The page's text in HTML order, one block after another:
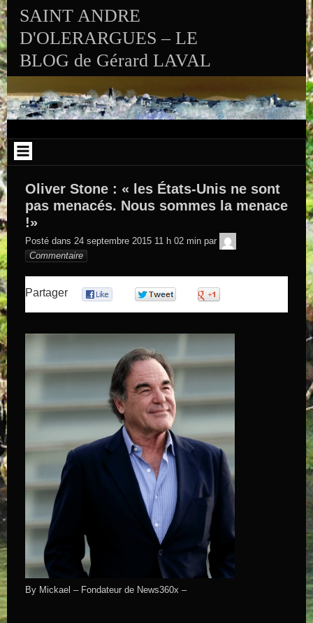
SAINT ANDRE
D'OLERARGUES – LE
BLOG de Gérard LAVAL
Oliver Stone : « les États-Unis ne sont
pas menacés. Nous sommes la menace
!»
Posté dans 24 septembre 2015 11 h 02 min par
Commentaire
Partager
By Mickael – Fondateur de News360x –